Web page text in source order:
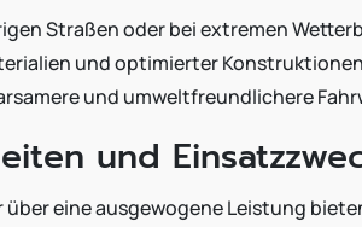
Straßen oder bei extremen
und optimierter
und umweltfreundlichere
und
eine ausgewogene Leistung